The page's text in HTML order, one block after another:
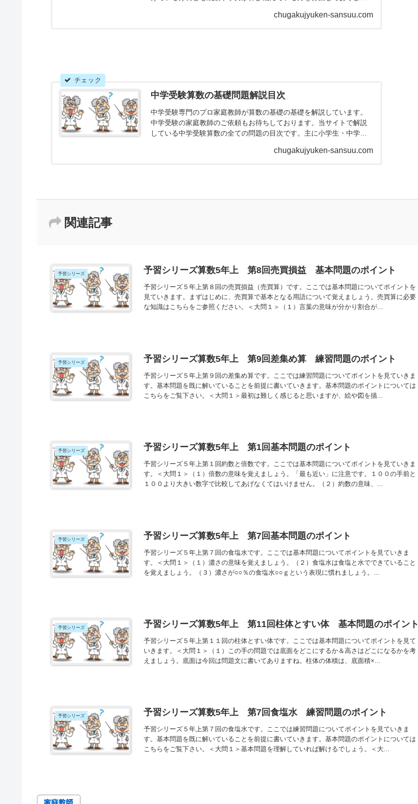
する応用力をつける指導をしております。chugakujyuken-sansuu.com
中学受験算数の基礎問題解説目次
中学受験専門のプロ家庭教師が算数の基礎の基礎を解説しています。
中学受験の家庭教師のご依頼もお待ちしております。当サイトで解説
している中学受験算数の全ての問題の目次です。主に小学生・中学受
chugakujyuken-sansuu.com
関連記事
予習シリーズ 予習シリーズ算数5年上 第8回売買損益 基本問題のポイント
予習シリーズ５年上第８回の売買損益（売買算）です。ここでは基本問題についてポイントを
見ていきます。まずはじめに、売買算で基本となる用語について覚えましょう。売買算に必要
な知識はこちらをご参照ください。＜大問１＞（１）言葉の意味が分かり割合が...
予習シリーズ 予習シリーズ算数5年上 第9回差集め算 練習問題のポイント
予習シリーズ５年上第９回の差集め算です。ここでは練習問題についてポイントを見ていきま
す。基本問題を既に解いていることを前提に書いていきます。基本問題のポイントについては
こちらをご覧下さい。＜大問１＞最初は難しく感じると思いますが、絵や図を描...
予習シリーズ 予習シリーズ算数5年上 第1回基本問題のポイント
予習シリーズ５年上第１回約数と倍数です。ここでは基本問題についてポイントを見ていきま
す。＜大問１＞（１）倍数の意味を覚えましょう。「最も近い」に注意です。１００の手前と
１００より大きい数字で比較してあげなくてはいけません。（２）約数の意味、...
予習シリーズ 予習シリーズ算数5年上 第7回基本問題のポイント
予習シリーズ５年上第７回の食塩水です。ここでは基本問題についてポイントを見ていきま
す。＜大問１＞（１）濃さの意味を覚えましょう。（２）食塩水は食塩と水でできていること
を覚えましょう。（３）濃さが○○％の食塩水○○ｇという表現に慣れましょう。...
予習シリーズ 予習シリーズ算数5年上 第11回柱体とすい体 基本問題のポイント
予習シリーズ５年上第１１回の柱体とすい体です。ここでは基本問題についてポイントを見て
いきます。＜大問１＞（１）この手の問題では底面をどこにするか＆高さはどこになるかを考
えましょう。底面は今回は問題文に書いてありますね。柱体の体積は、底面積×...
予習シリーズ 予習シリーズ算数5年上 第7回食塩水 練習問題のポイント
予習シリーズ５年上第７回の食塩水です。ここでは練習問題についてポイントを見ていきま
す。基本問題を既に解いていることを前提に書いていきます。基本問題のポイントについては
こちらをご覧下さい。＜大問１＞基本問題を理解していれば解けるでしょう。＜大...